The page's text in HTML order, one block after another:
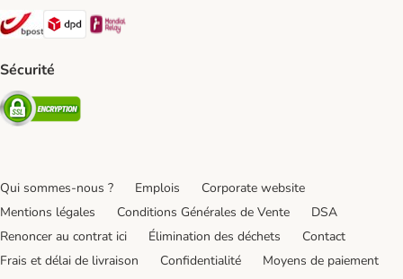
Bpost Shipping Method
DPD Shipping Method
Sécurité
Security
Qui sommes-nous ? Emplois
Corporate website
Mentions légales
Conditions Générales de Vente
DSA
Renoncer au contrat ici
Élimination des déchets
Contact
Frais et délai de livraison
Confidentialité
Moyens de paiement